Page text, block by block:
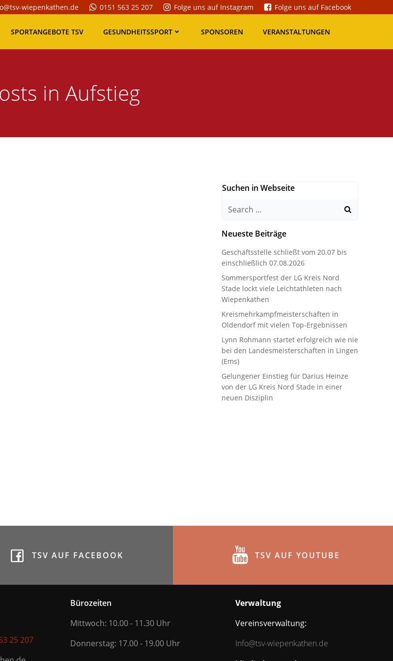
wiepenkathen.de 0151 563 25 207 Folge uns auf Instagram Folge uns auf Facebook
SPORTANGEBOTE TSV GESUNDHEITSSPORT SPONSOREN VERANSTALTUNGEN
in Aufstieg
Suchen in Webseite
Search
Neueste Beiträge
Geschäftsstelle schließt vom 20.07 bis
einschließlich 07.08.2026
Sommersportfest der LG Kreis Nord
Stade lockt viele Leichtathleten nach
Wiepenkathen
Kreismehrkampfmeisterschaften in
Oldendorf mit vielen Top-Ergebnissen
Lynn Rohmann startet erfolgreich wie nie
bei den Landesmeisterschaften in Lingen
(Ems)
Gelungener Einstieg für Darius Heinze
von der LG Kreis Nord Stade in einer
neuen Disziplin
TSV AUF FACEBOOK TSV AUF YOUTUBE
25 207
Bürozeiten
Mittwoch: 10.00 - 11.30 Uhr
Donnerstag: 17.00 - 19.00 Uhr
Verwaltung
Vereinsverwaltung:
Info@tsv-wiepenkathen.de